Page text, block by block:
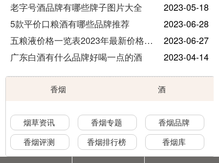
老字号酒品牌有哪些牌子图片大全
2023-05-18
5款平价口粮酒有哪些品牌推荐
2023-06-28
五粮液价格一览表2023年最新价格及图片
2023-06-27
广东白酒有什么品牌好喝一点的酒
2023-04-14
香烟 酒
烟草资讯 香烟专题
香烟品牌
香烟评测
香烟排行榜 香烟库